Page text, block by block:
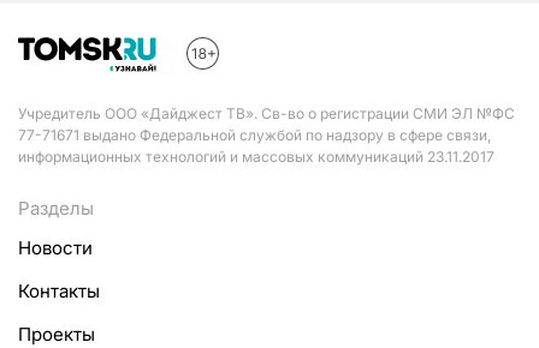
Учредитель ООО «Дайджест ТВ». Св-во о регистрации СМИ ЭЛ №ФС
77-71671 выдано Федеральной службой по надзору в сфере связи,
информационных технологий и массовых коммуникаций 23.11.2017
Разделы
Новости
Контакты
Проекты